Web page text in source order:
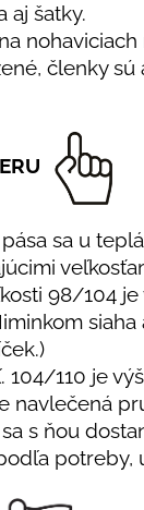
aj šatky.
členky sú
sa u
98/104 je
siaha
104/110 je
navlečená
s ňou
potreby,